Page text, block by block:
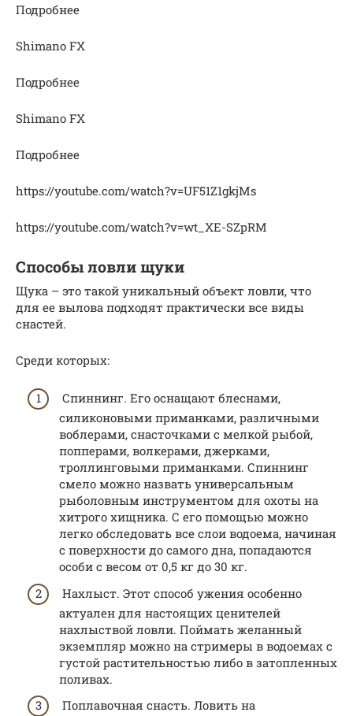
Подробнее
Shimano FX
Подробнее
Shimano FX
Подробнее
https://youtube.com/watch?v=UF51Z1gkjMs
https://youtube.com/watch?v=wt_XE-SZpRM
Способы ловли щуки
Щука – это такой уникальный объект ловли, что
для ее вылова подходят практически все виды
снастей.
Среди которых:
Спиннинг. Его оснащают блеснами,
силиконовыми приманками, различными
воблерами, снасточками с мелкой рыбой,
попперами, волкерами, джерками,
троллинговыми приманками. Спиннинг
смело можно назвать универсальным
рыболовным инструментом для охоты на
хитрого хищника. С его помощью можно
легко обследовать все слои водоема, начиная
с поверхности до самого дна, попадаются
особи с весом от 0,5 кг до 30 кг.
Нахлыст. Этот способ ужения особенно
актуален для настоящих ценителей
нахлыствой ловли. Поймать желанный
экземпляр можно на стримеры в водоемах с
густой растительностью либо в затопленных
поливах.
Поплавочная снасть. Ловить на